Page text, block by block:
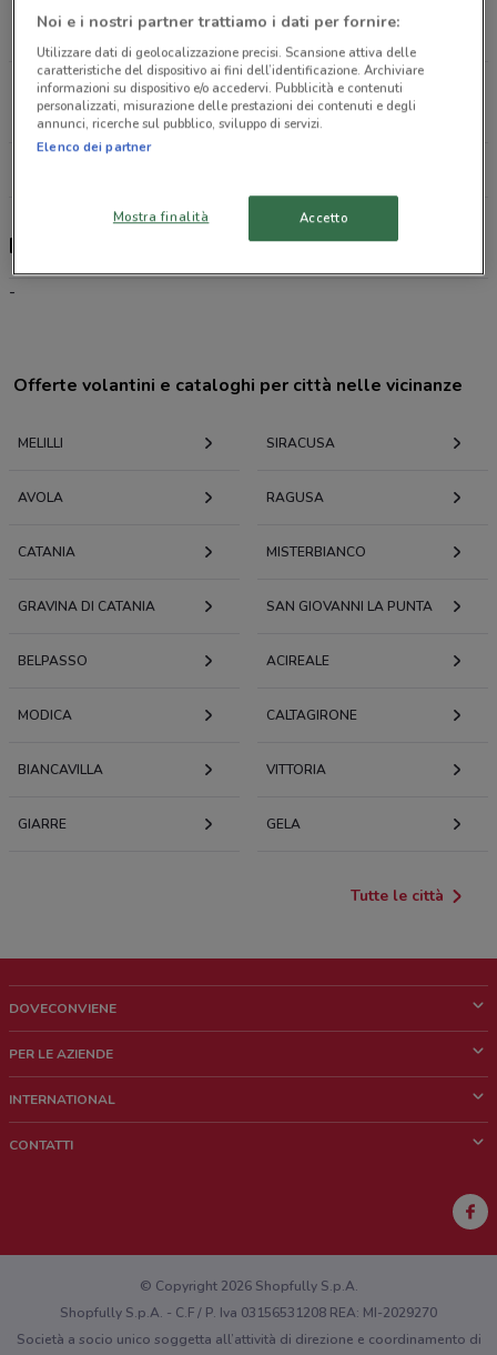
5.7 km
VIA TARANTO 8 Priolo Gargallo
6.4 km
Kena Mobile, offerte e negozi
-
Offerte volantini e cataloghi per città nelle vicinanze
MELILLI SIRACUSA
AVOLA RAGUSA
CATANIA MISTERBIANCO
GRAVINA DI CATANIA SAN GIOVANNI LA PUNTA
BELPASSO ACIREALE
MODICA CALTAGIRONE
BIANCAVILLA VITTORIA
GIARRE GELA
Tutte le città
DOVECONVIENE
Chi siamo
Lavora con noi
PER LE AZIENDE
Richieste commerciali e marketing
INTERNATIONAL
CONTATTI
Hai un malfunzionamento sul web o sull'app?
© Copyright 2026 Shopfully S.p.A.
Shopfully S.p.A. - C.F / P. Iva 03156531208 REA: MI-2029270
Società a socio unico soggetta all’attività di direzione e coordinamento di
Noi e i nostri partner trattiamo i dati per fornire:
Utilizzare dati di geolocalizzazione precisi. Scansione attiva delle
caratteristiche del dispositivo ai fini dell’identificazione. Archiviare
informazioni su dispositivo e/o accedervi. Pubblicità e contenuti
personalizzati, misurazione delle prestazioni dei contenuti e degli
annunci, ricerche sul pubblico, sviluppo di servizi.
Elenco dei partner
Mostra finalità Accetto